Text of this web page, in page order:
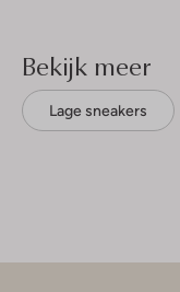
Bekijk meer
Lage sneakers